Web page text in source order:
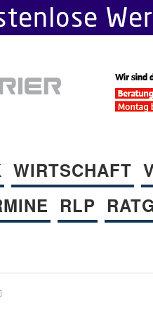
WIRTSCHAFT
RLP